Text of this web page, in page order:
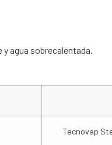
agua sobrecalentada.
Tecnovap